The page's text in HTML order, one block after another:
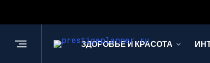
ЗДОРОВЬЕ И КРАСОТА